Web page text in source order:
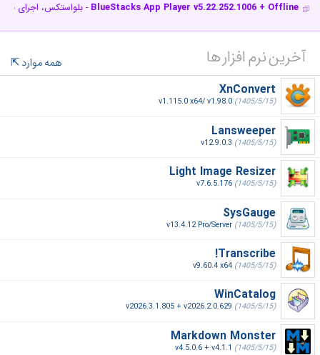
BlueStacks App Player v5.22.252.1006 + Offline - بلواستکس، اجرای
آخرین نرم افزار ها
همه موارد
XnConvert
v1.115.0 x64/ v1.98.0 (1405/5/15)
Lansweeper
v12.9.0.3 (1405/5/15)
Light Image Resizer
v7.6.5.176 (1405/5/15)
SysGauge
v13.4.12 Pro/Server (1405/5/15)
Transcribe!
v9.60.4 x64 (1405/5/15)
WinCatalog
v2026.3.1.805 + v2026.2.0.629 (1405/5/15)
Markdown Monster
v4.5.0.6 + v4.1.1 (1405/5/15)